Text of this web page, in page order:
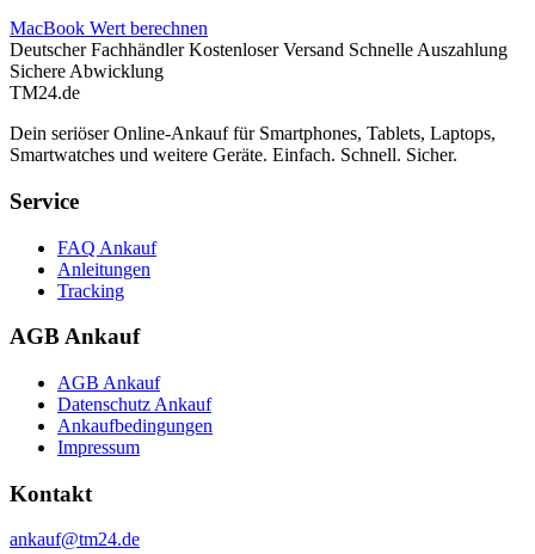
MacBook Wert berechnen
Deutscher Fachhändler Kostenloser Versand Schnelle Auszahlung
Sichere Abwicklung
TM24.de
Dein seriöser Online-Ankauf für Smartphones, Tablets, Laptops,
Smartwatches und weitere Geräte. Einfach. Schnell. Sicher.
Service
FAQ Ankauf
Anleitungen
Tracking
AGB Ankauf
AGB Ankauf
Datenschutz Ankauf
Ankaufbedingungen
Impressum
Kontakt
ankauf@tm24.de